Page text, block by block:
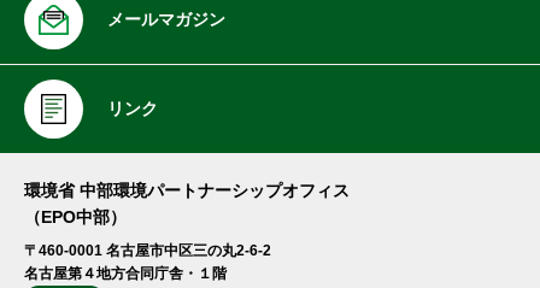
メールマガジン
リンク
環境省 中部環境パートナーシップオフィス
（EPO中部）
〒460-0001 名古屋市中区三の丸2-6-2
名古屋第４地方合同庁舎・１階